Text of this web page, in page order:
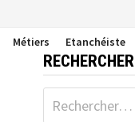
Métiers Etanchéiste
RECHERCHER
Rechercher :